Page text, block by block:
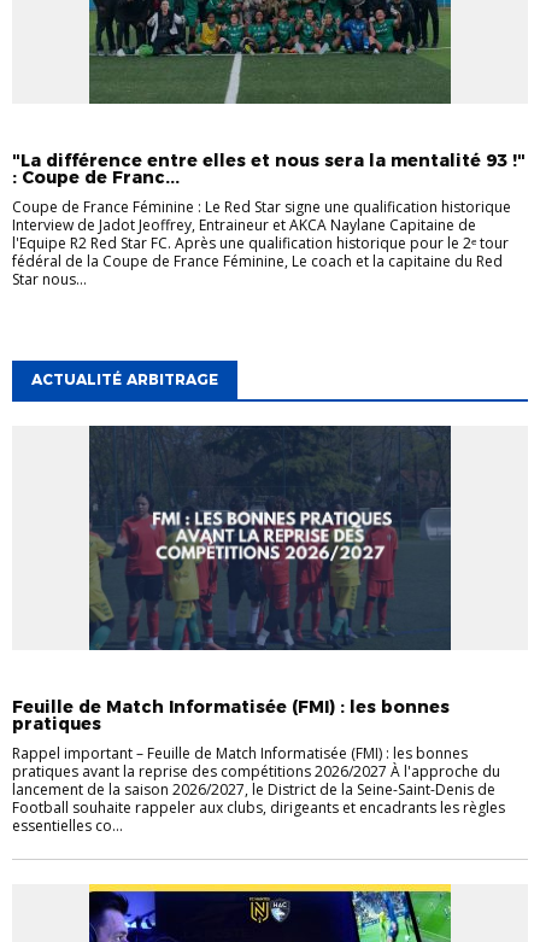
"La différence entre elles et nous sera la mentalité 93 !"
: Coupe de Franc...
Coupe de France Féminine : Le Red Star signe une qualification historique
Interview de Jadot Jeoffrey, Entraineur et AKCA Naylane Capitaine de
l'Equipe R2 Red Star FC. Après une qualification historique pour le 2ᵉ tour
fédéral de la Coupe de France Féminine, Le coach et la capitaine du Red
Star nous...
ACTUALITÉ ARBITRAGE
Feuille de Match Informatisée (FMI) : les bonnes
pratiques
Rappel important – Feuille de Match Informatisée (FMI) : les bonnes
pratiques avant la reprise des compétitions 2026/2027 À l'approche du
lancement de la saison 2026/2027, le District de la Seine-Saint-Denis de
Football souhaite rappeler aux clubs, dirigeants et encadrants les règles
essentielles co...